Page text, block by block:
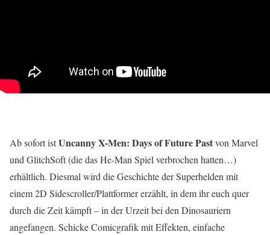
Ab sofort istUncanny X-Men: Days of Future Pastvon Marvel
und GlitchSoft (die das He-Man Spiel verbrochen hatten…)
erhältlich. Diesmal wird die Geschichte der Superhelden mit
einem 2D Sidescroller/Plattformer erzählt, in dem ihr euch quer
durch die Zeit kämpft – in der Urzeit bei den Dinosauriern
angefangen. Schicke Comicgrafik mit Effekten, einfache